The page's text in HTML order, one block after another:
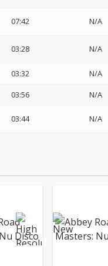
07:42 N/A
03:28 N/A
03:32
N/A
03:56 N/A
03:44 N/A